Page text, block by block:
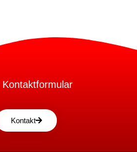
Kontaktformular
Kontakt